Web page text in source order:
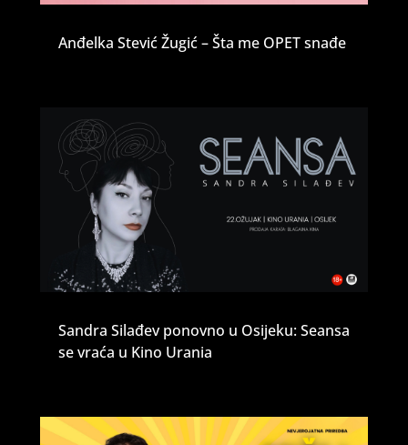
Anđelka Stević Žugić – Šta me OPET snađe
Sandra Silađev ponovno u Osijeku: Seansa
se vraća u Kino Urania